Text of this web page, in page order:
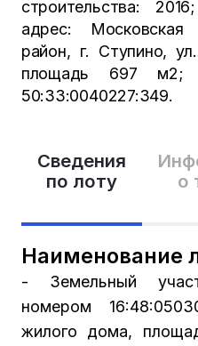
Сведения
по лоту
о
Наименование
- Земельный
номером
жилого дома,
строительства:
адрес: Московская
район, г. Ступино,
площадь 697 м2;
50:33:0040227:349.